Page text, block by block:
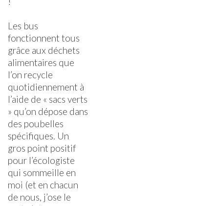
Les bus
fonctionnent tous
grâce aux déchets
alimentaires que
l’on recycle
quotidiennement à
l’aide de « sacs verts
» qu’on dépose dans
des poubelles
spécifiques. Un
gros point positif
pour l’écologiste
qui sommeille en
moi (et en chacun
de nous, j’ose le